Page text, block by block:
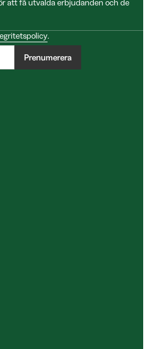
att få utvalda erbjudanden och de
.
Prenumerera